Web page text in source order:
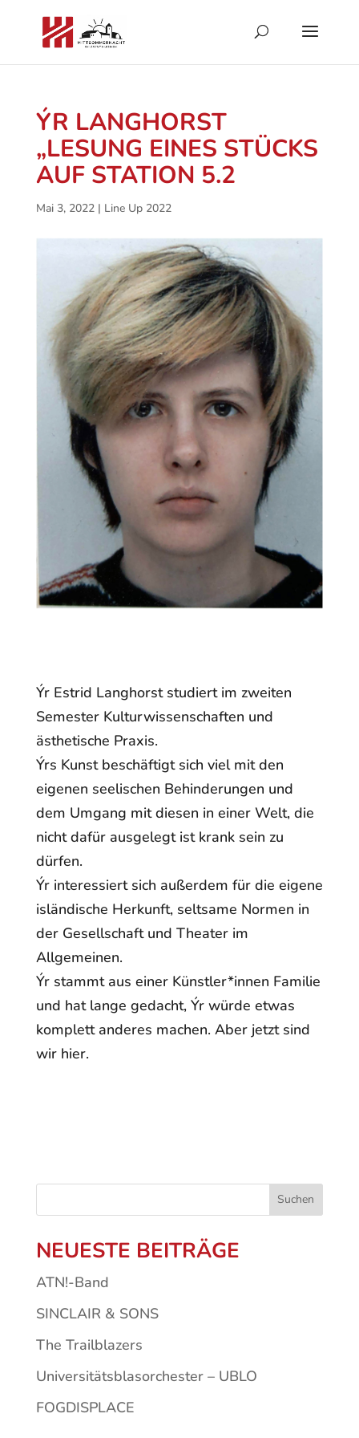
ÝR LANGHORST
„LESUNG EINES STÜCKS
AUF STATION 5.2
Mai 3, 2022| Line Up 2022
Ýr Estrid Langhorst studiert im zweiten
Semester Kulturwissenschaften und
ästhetische Praxis.
Ýrs Kunst beschäftigt sich viel mit den
eigenen seelischen Behinderungen und
dem Umgang mit diesen in einer Welt, die
nicht dafür ausgelegt ist krank sein zu
dürfen.
Ýr interessiert sich außerdem für die eigene
isländische Herkunft, seltsame Normen in
der Gesellschaft und Theater im
Allgemeinen.
Ýr stammt aus einer Künstler*innen Familie
und hat lange gedacht, Ýr würde etwas
komplett anderes machen. Aber jetzt sind
wir hier.
Suchen
NEUESTE BEITRÄGE
ATN!-Band
SINCLAIR & SONS
The Trailblazers
Universitätsblasorchester – UBLO
FOGDISPLACE